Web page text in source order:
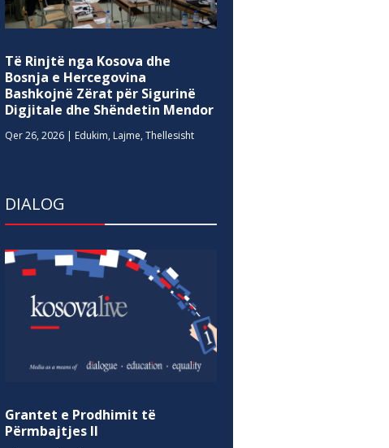
Të Rinjtë nga Kosova dhe
Bosnja e Hercegovina
Bashkojnë Zërat për Sigurinë
Digjitale dhe Shëndetin Mendor
Qer 26, 2026 | Edukim, Lajme,Thellesisht
DIALOG
Grantet e Prodhimit të
Përmbajtjes II